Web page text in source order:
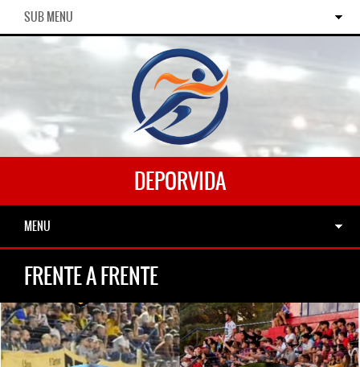
SUB MENU
DEPORVIDA
MENU
FRENTE A FRENTE